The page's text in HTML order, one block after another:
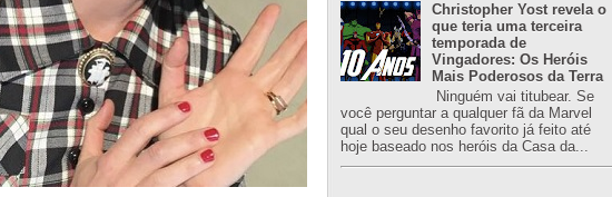
Christopher Yost revela o
que teria uma terceira
temporada de
Vingadores: Os Heróis
Mais Poderosos da Terra
Ninguém vai titubear. Se
você perguntar a qualquer fã da Marvel
qual o seu desenho favorito já feito até
hoje baseado nos heróis da Casa da...